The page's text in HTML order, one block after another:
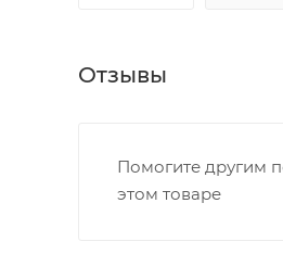
Отзывы
Помогите другим
этом товаре